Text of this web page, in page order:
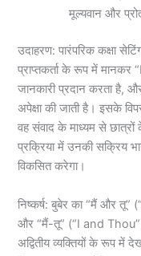
मूल्यवान और
उदाहरण: पारंपरिक कक्षा
प्राप्तकर्ता के रूप में मानकर
जानकारी प्रदान करता है,
अपेक्षा की जाती है। इसके
वह संवाद के माध्यम से
प्रक्रिया में उनकी सक्रिय
विकसित करेगा।
निष्कर्ष: बुबेर का “मैं और तू”
और “मैं-तू” (“I and
अद्वितीय व्यक्तियों के रूप में